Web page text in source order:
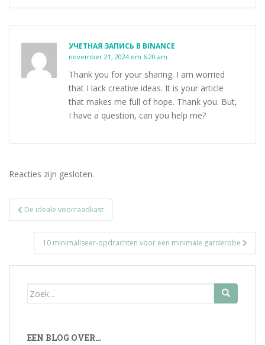
УЧЕТНАЯ ЗАПИСЬ В BINANCE
november 21, 2024 om 6:20 am
Thank you for your sharing. I am worried
that I lack creative ideas. It is your article
that makes me full of hope. Thank you. But,
I have a question, can you help me?
Reacties zijn gesloten.
Bericht
navigatie
De ideale voorraadkast
10 minimaliseer-opdrachten voor een minimale garderobe
Zoek
EEN BLOG OVER…